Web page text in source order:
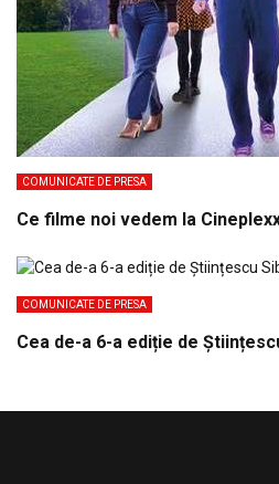
COMUNICATE DE PRESA
Ce filme noi vedem la
COMUNICATE DE PRESA
Cea de-a 6-a ediție de